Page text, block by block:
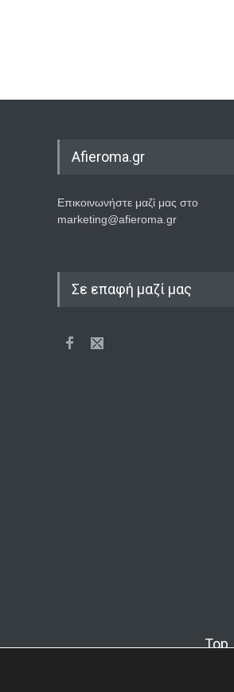
Afieroma.gr
Επικοινωνήστε μαζί μας στο
marketing@afieroma.gr
Σε επαφή μαζί μας
Top